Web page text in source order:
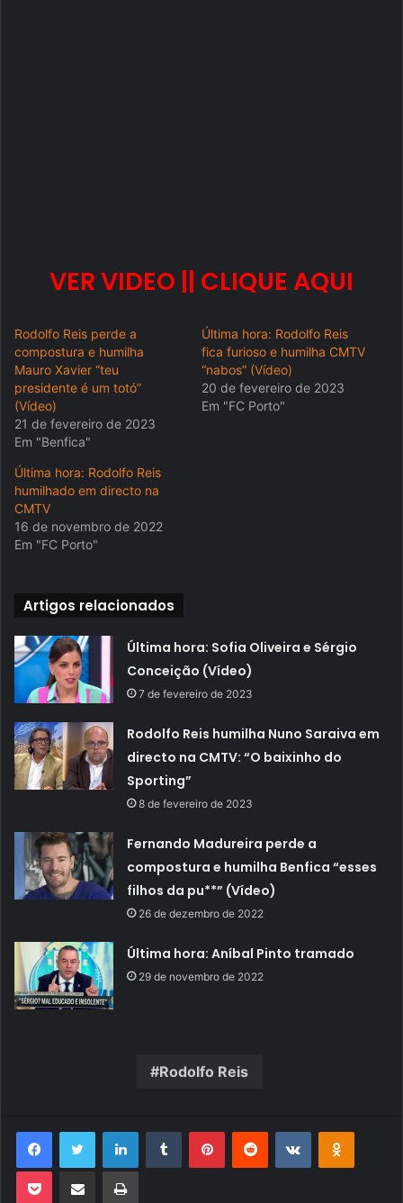
VER VIDEO || CLIQUE AQUI
Rodolfo Reis perde a
compostura e humilha
Mauro Xavier “teu
presidente é um totó”
(Vídeo)
21 de fevereiro de 2023
Em "Benfica"
Última hora: Rodolfo Reis
fica furioso e humilha CMTV
“nabos” (Vídeo)
20 de fevereiro de 2023
Em "FC Porto"
Última hora: Rodolfo Reis
humilhado em directo na
CMTV
16 de novembro de 2022
Em "FC Porto"
Artigos relacionados
Última hora: Sofia Oliveira e Sérgio
Conceição (Vídeo)
7 de fevereiro de 2023
Rodolfo Reis humilha Nuno Saraiva em
directo na CMTV: “O baixinho do
Sporting”
8 de fevereiro de 2023
Fernando Madureira perde a
compostura e humilha Benfica “esses
filhos da pu**” (Vídeo)
26 de dezembro de 2022
Última hora: Aníbal Pinto tramado
29 de novembro de 2022
Rodolfo Reis
FacebookTwitter LinkedinTumblr PinterestReddit VK OK
Pocket Compartilhar via e-mail Imprimir